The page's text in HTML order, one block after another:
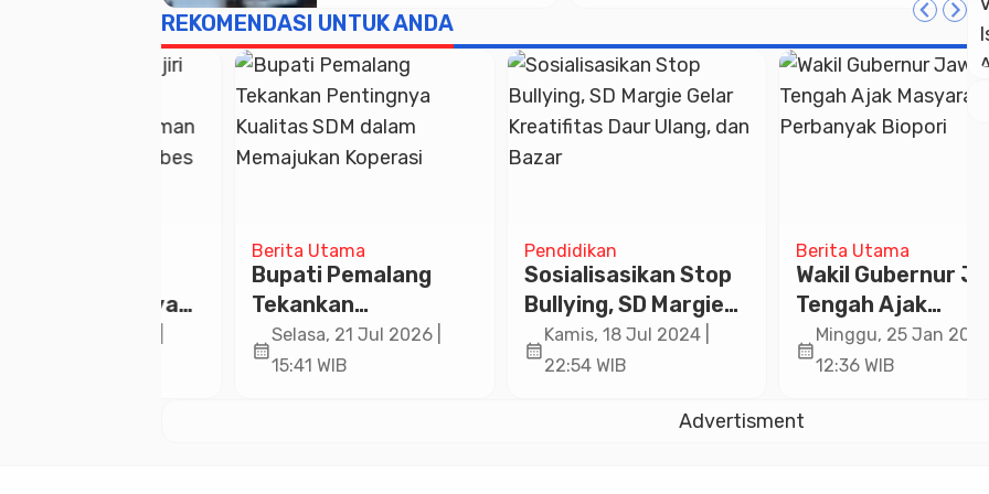
REKOMENDASI UNTUK ANDA
Berita Utama
Bupati Pemalang
Tekankan
Pentingnya Kualitas
SDM dalam
Selasa, 21 Jul 2026 |
15:41 WIB
Pendidikan
Sosialisasikan Stop
Bullying, SD Margie
Gelar Kreatifitas
Daur Ulang, dan
Kamis, 18 Jul 2024 |
22:54 WIB
Berita Utama
Wakil Gubernur Jawa
Tengah Ajak
Masyarakat
Perbanyak Biopori
Minggu, 25 Jan 2026 |
12:36 WIB
Advertisment